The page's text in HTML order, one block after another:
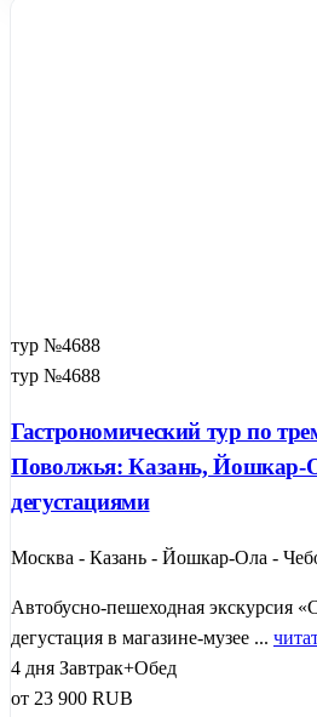
тур №4688
тур №4688
Гастрономический тур по
Поволжья: Казань, Йошкар-
дегустациями
Москва - Казань - Йошкар-Ола -
Автобусно-пешеходная экскурсия
дегустация в магазине-музее ...
4 дня Завтрак+Обед
от 23 900 RUB